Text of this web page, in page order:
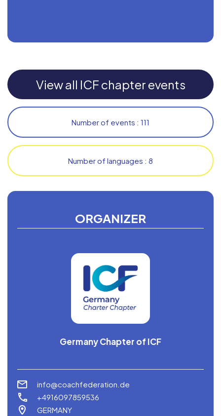
ORGANIZER
Germany Chapter of ICF
info@coachfederation.de
+4916097859536
GERMANY
View all ICF chapter events
Number of events : 111
Number of languages : 8